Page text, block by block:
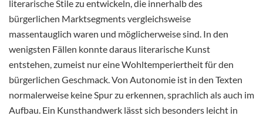
literarische Stile zu entwickeln, die innerhalb des
bürgerlichen Marktsegments vergleichsweise
massentauglich waren und möglicherweise sind. In den
wenigsten Fällen konnte daraus literarische Kunst
entstehen, zumeist nur eine Wohltemperiertheit für den
bürgerlichen Geschmack. Von Autonomie ist in den Texten
normalerweise keine Spur zu erkennen, sprachlich als auch im
Aufbau. Ein Kunsthandwerk lässt sich besonders leicht in